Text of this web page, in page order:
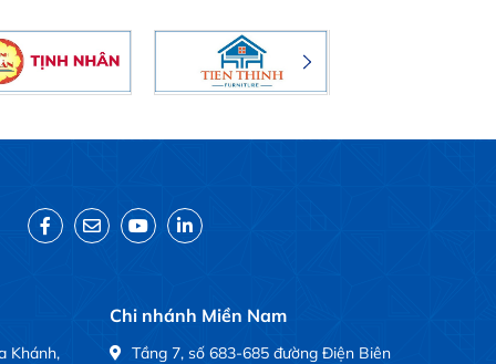
Khánh,
Chi nhánh Miền Nam
Tầng 7, số 683-685 đường Điện Biên